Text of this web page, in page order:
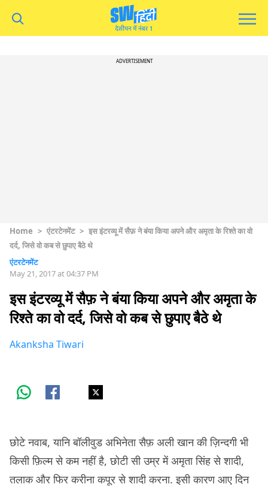
ADVERTISEMENT
Home > एंटरटेनमेंट > इस इंटरव्यू में सैफ़ ने बंया किया अपने और अमृता के रिश्ते का वो
दर्द, जिसे वो कब से छुपाए बैठे थे
एंटरटेनमेंट
May 21, 2017 at 04:37 PM
इस इंटरव्यू में सैफ़ ने बंया किया अपने और अमृता के
रिश्ते का वो दर्द, जिसे वो कब से छुपाए बैठे थे
Akanksha Tiwari
छोटे नवाब, यानि बॉलीवुड अभिनेता सैफ़ अली खान की ज़िन्दगी भी
किसी फ़िल्म से कम नहीं है, छोटी सी उम्र में अमृता सिंह से शादी,
तलाक और फिर करीना कपूर से शादी करना. इसी कारण आए दिन